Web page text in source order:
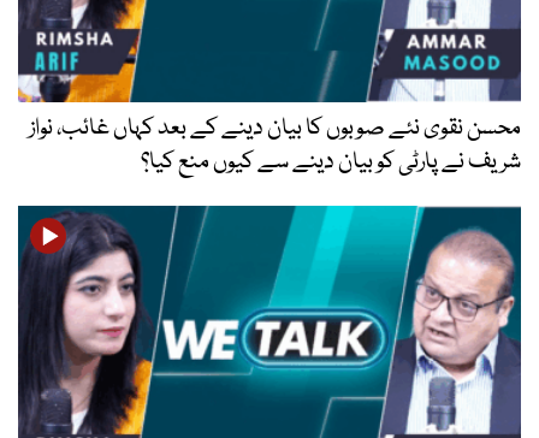
محسن نقوی نئے صوبوں کا بیان دینے کے بعد کہاں غائب، نواز
شریف نے پارٹی کو بیان دینے سے کیوں منع کیا؟